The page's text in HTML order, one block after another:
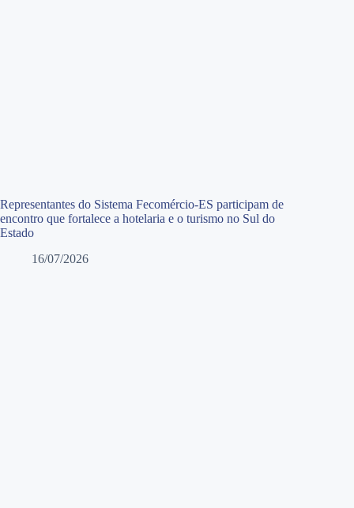
Representantes do Sistema Fecomércio-ES participam de
encontro que fortalece a hotelaria e o turismo no Sul do
Estado
16/07/2026